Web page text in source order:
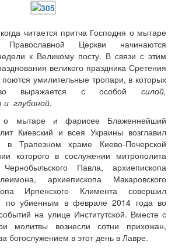
читается притча Господня о мытаре
Церкви начинаются
к Великому посту. В связи с этим
великого праздника Сретения
умилительные тропари, в которых
выражается с особой силой,
глубиной.
о мытаре и фарисее Блаженнейший
Киевский и всея Украины возглавил
в Трапезном храме Киево-Печерской
которого в сослужении митрополита
Павла, архиепископа
архиепископа Макаровского
Ирпенского Климента совершил
по убиенным в феврале 2014 года во
на улице Институтской. Вместе с
молитвы вознесли сотни прихожан,
богослужением в этот день в Лавре.